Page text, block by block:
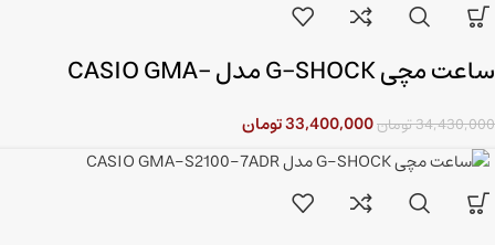
ساعت مچی G-SHOCK مدل CASIO GMA-
34,430,000تومان33,400,000تومان